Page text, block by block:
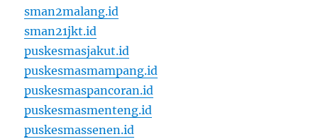
sman2malang.id
sman21jkt.id
puskesmasjakut.id
puskesmasmampang.id
puskesmaspancoran.id
puskesmasmenteng.id
puskesmassenen.id